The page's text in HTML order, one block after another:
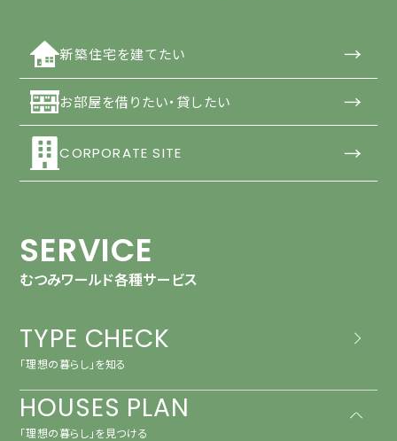
新築住宅を建てたい →
お部屋を借りたい・貸したい →
CORPORATE SITE →
SERVICE
むつみワールド各種サービス
TYPE CHECK
「理想の暮らし」を知る
HOUSES PLAN
「理想の暮らし」を見つける